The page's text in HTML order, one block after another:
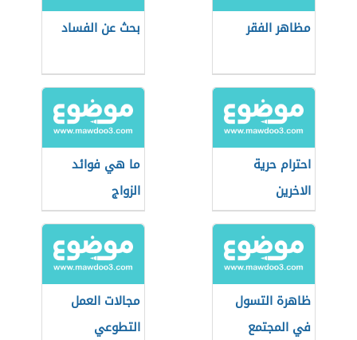
مظاهر الفقر بحث عن الفساد
احترام حرية
الاخرين
ما هي فوائد
الزواج
ظاهرة التسول
في المجتمع
مجالات العمل
التطوعي